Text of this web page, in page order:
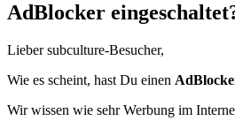
AdBlocker
Lieber subculture-Besucher,
Wie es scheint, hast Du einen
Wir wissen wie sehr Werbung im